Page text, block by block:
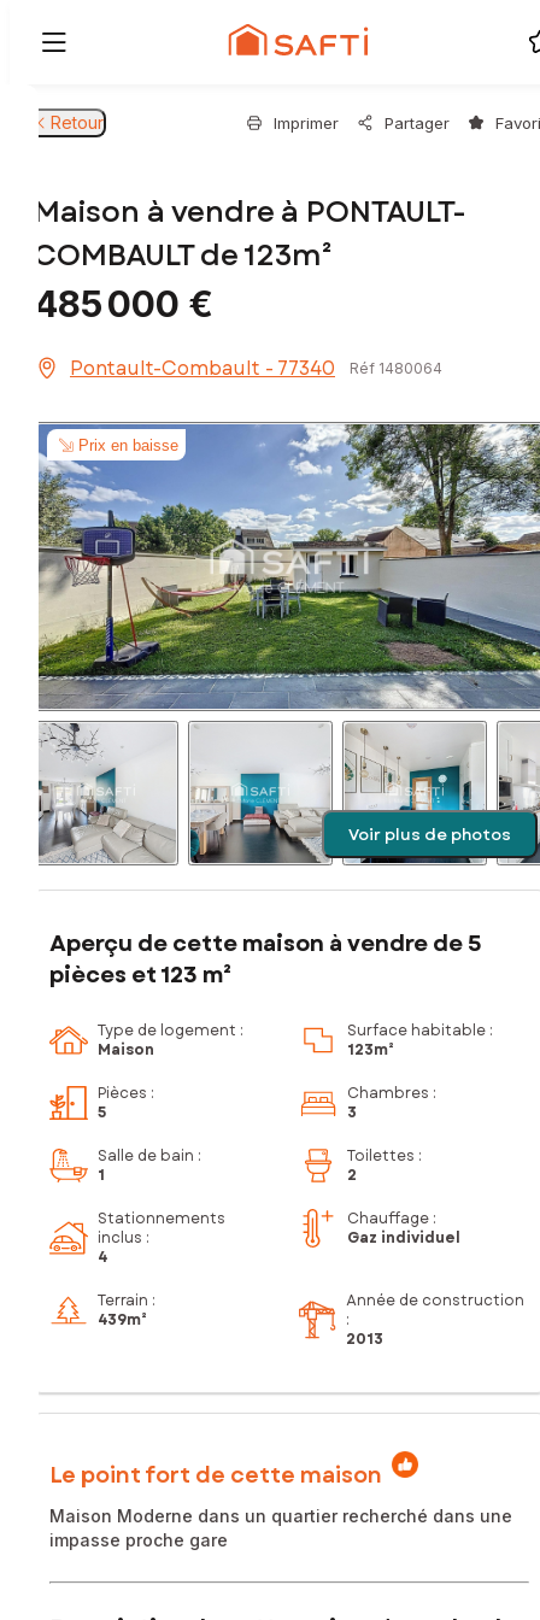
Retour Imprimer Partager
Maison à vendre à PONTAULT-
COMBAULT de 123m²
485 000 €
Pontault-Combault - 77340 Réf 1480064
Prix en baisse
Voir plus de photos
Aperçu de cette maison à vendre de 5
pièces et 123 m²
Type de logement :
Maison
Surface habitable :
123m²
Pièces :
5
Chambres :
3
Salle de bain :
1
Toilettes :
2
Stationnements
inclus :
4
Chauffage :
Gaz individuel
Terrain :
439m²
Année de construction
:
2013
Le point fort de cette maison
Maison Moderne dans un quartier recherché dans une
impasse proche gare